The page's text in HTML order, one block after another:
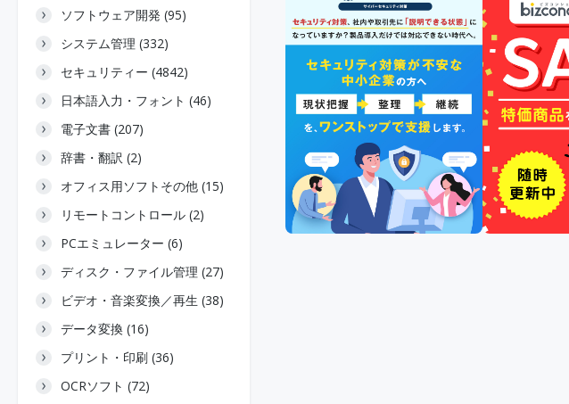
ソフトウェア開発 (95)
システム管理 (332)
セキュリティー (4842)
日本語入力・フォント (46)
電子文書 (207)
辞書・翻訳 (2)
オフィス用ソフトその他 (15)
リモートコントロール (2)
PCエミュレーター (6)
ディスク・ファイル管理 (27)
ビデオ・音楽変換／再生 (38)
データ変換 (16)
プリント・印刷 (36)
OCRソフト (72)